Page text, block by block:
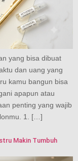
yang bisa dibuat
dan uang yang
kamu bangun bisa
apapun atau
penting yang wajib
1. […]
Makin Tumbuh